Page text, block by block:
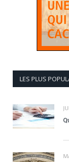
LES PLUS